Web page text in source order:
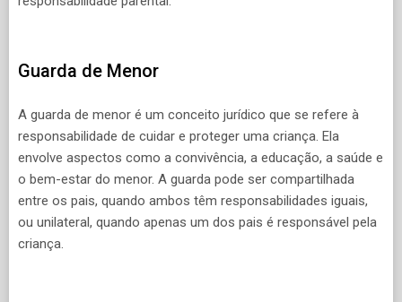
Guarda de Menor
A guarda de menor é um conceito jurídico que se refere à
responsabilidade de cuidar e proteger uma criança. Ela
envolve aspectos como a convivência, a educação, a saúde e
o bem-estar do menor. A guarda pode ser compartilhada
entre os pais, quando ambos têm responsabilidades iguais,
ou unilateral, quando apenas um dos pais é responsável pela
criança.